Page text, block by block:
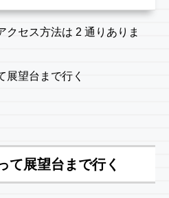
クセス方法は 2 通りありま
展望台まで行く
て展望台まで行く